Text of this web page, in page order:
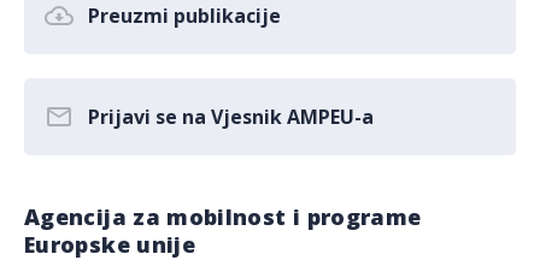
Preuzmi publikacije
Prijavi se na Vjesnik AMPEU-a
Agencija za mobilnost i programe
Europske unije